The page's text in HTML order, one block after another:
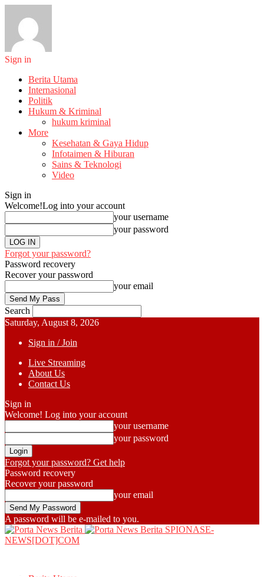
Sign in
Berita Utama
Internasional
Politik
Hukum & Kriminal
hukum kriminal
More
Kesehatan & Gaya Hidup
Infotaimen & Hiburan
Sains & Teknologi
Video
Sign in
Welcome!Log into your account
your username
your password
Forgot your password?
Password recovery
Recover your password
your email
Search
Saturday, August 8, 2026
Sign in / Join
Live Streaming
About Us
Contact Us
Sign in
Welcome! Log into your account
your username
your password
Forgot your password? Get help
Password recovery
Recover your password
your email
A password will be e-mailed to you.
SPIONASE-
NEWS[DOT]COM